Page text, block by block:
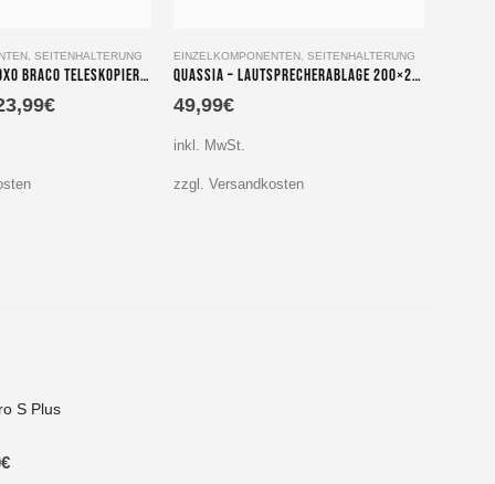
, SEITENHALTERUNG
Seitenarm Iberoxo Braco Teleskopierbar 45x45x300-450 mm
€
EINZELKOMPONENTEN, SEITENHALTERUNG
Quassia – Lautsprecherablage 200×200 mm
49,99€
inkl. MwSt.
zzgl. Versandkosten
S Plus
€